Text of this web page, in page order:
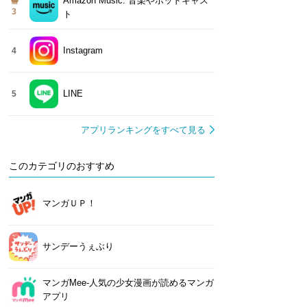
3
ト
4 Instagram
5 LINE
アプリランキングをすべて見る
このカテゴリのおすすめ
マンガＵＰ！
サンデーうぇぶり
マンガMee-人気の少女漫画が読めるマンガ
アプリ